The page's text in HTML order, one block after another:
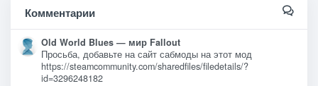
Комментарии
Old World Blues — мир Fallout
Просьба, добавьте на сайт сабмоды на этот мод
https://steamcommunity.com/sharedfiles/filedetails/?
id=3296248182